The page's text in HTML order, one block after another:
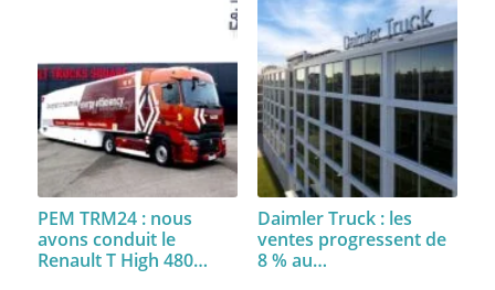
PEM TRM24 : nous
avons conduit le
Renault T High 480…
Daimler Truck : les
ventes progressent de
8 % au…